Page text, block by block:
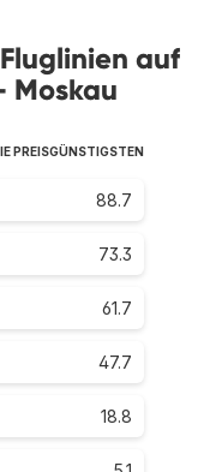
auf
Moskau
PREISGÜNSTIGSTEN
88.7
73.3
61.7
47.7
18.8